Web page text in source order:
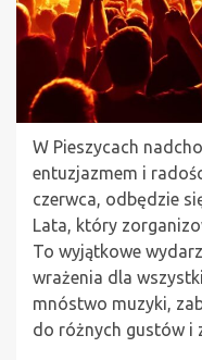
W Pieszycach
entuzjazmem i
czerwca, odbędzie
Lata, który
To wyjątkowe
wrażenia dla
mnóstwo muzyki,
do różnych gustów i